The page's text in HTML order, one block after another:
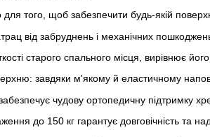
для того, щоб забезпечити будь-якій
від забруднень і механічних
старого спального місця, вирівнює
завдяки м'якому й еластичному
забезпечує чудову ортопедичну підтримку
до 150 кг гарантує довговічність та